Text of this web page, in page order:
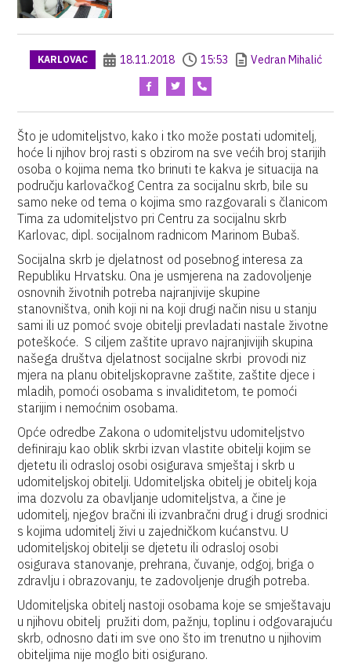
KARLOVAC 18.11.2018 15:53 Vedran Mihalić
Što je udomiteljstvo, kako i tko može postati udomitelj,
hoće li njihov broj rasti s obzirom na sve većih broj starijih
osoba o kojima nema tko brinuti te kakva je situacija na
području karlovačkog Centra za socijalnu skrb, bile su
samo neke od tema o kojima smo razgovarali s članicom
Tima za udomiteljstvo pri Centru za socijalnu skrb
Karlovac, dipl. socijalnom radnicom Marinom Bubaš.
Socijalna skrb je djelatnost od posebnog interesa za
Republiku Hrvatsku. Ona je usmjerena na zadovoljenje
osnovnih životnih potreba najranjivije skupine
stanovništva, onih koji ni na koji drugi način nisu u stanju
sami ili uz pomoć svoje obitelji prevladati nastale životne
poteškoće. S ciljem zaštite upravo najranjivijih skupina
našega društva djelatnost socijalne skrbi provodi niz
mjera na planu obiteljskopravne zaštite, zaštite djece i
mladih, pomoći osobama s invaliditetom, te pomoći
starijim i nemoćnim osobama.
Opće odredbe Zakona o udomiteljstvu udomiteljstvo
definiraju kao oblik skrbi izvan vlastite obitelji kojim se
djetetu ili odrasloj osobi osigurava smještaj i skrb u
udomiteljskoj obitelji. Udomiteljska obitelj je obitelj koja
ima dozvolu za obavljanje udomiteljstva, a čine je
udomitelj, njegov bračni ili izvanbračni drug i drugi srodnici
s kojima udomitelj živi u zajedničkom kućanstvu. U
udomiteljskoj obitelji se djetetu ili odrasloj osobi
osigurava stanovanje, prehrana, čuvanje, odgoj, briga o
zdravlju i obrazovanju, te zadovoljenje drugih potreba.
Udomiteljska obitelj nastoji osobama koje se smještavaju
u njihovu obitelj pružiti dom, pažnju, toplinu i odgovarajuću
skrb, odnosno dati im sve ono što im trenutno u njihovim
obiteljima nije moglo biti osigurano.